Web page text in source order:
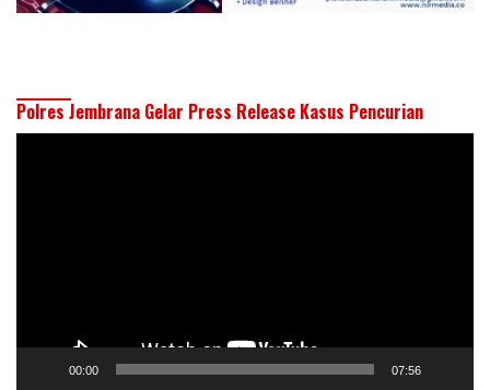
Polres Jembrana Gelar Press Release Kasus Pencurian
00:00 07:56